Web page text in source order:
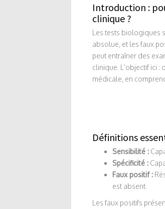
Introduction :
clinique ?
Les tests biologiques
absolue, et les faux
peut entraîner des
clinique. L’objectif ici
médicale, en
Définitions
Sensibilité :
Spécificité :
Faux positif :
est absent.
Les faux positifs